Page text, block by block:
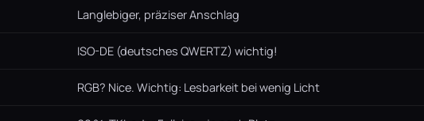
Langlebiger, präziser Anschlag
ISO-DE (deutsches QWERTZ) wichtig!
RGB? Nice. Wichtig: Lesbarkeit bei wenig Licht